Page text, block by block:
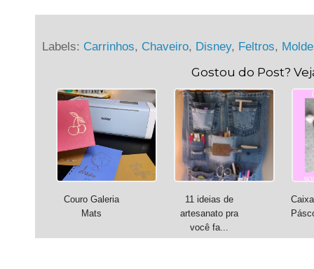
Labels: Carrinhos, Chaveiro, Disney, Feltros,
Gostou do Post?
Couro Galeria
Mats
11 ideias de
artesanato pra
você fa...